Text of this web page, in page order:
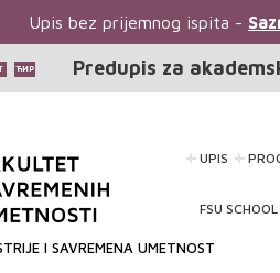
Upis bez prijemnog ispita -
Predupis za
UPIS
FSU
I SAVREMENA UMETNOST